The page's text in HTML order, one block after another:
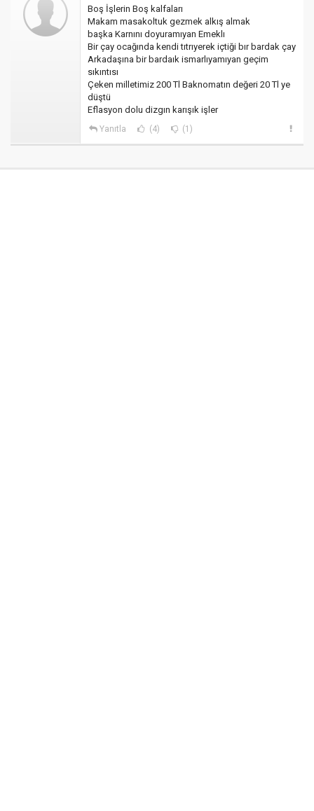
Boş İşlerin Boş kalfaları
Makam masakoltuk gezmek alkış almak
başka Karnını doyuramıyan Emeklı
Bir çay ocağında kendi tıtrıyerek içtiği bır bardak çay
Arkadaşına bir bardaık ismarlıyamıyan geçim
sıkıntısı
Çeken milletimiz 200 Tl Baknomatın değeri 20 Tl ye
düştü
Eflasyon dolu dizgın karışık işler
Yanıtla (4) (1)